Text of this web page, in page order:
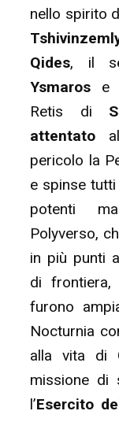
nello spirito
Qides, il
Ysmaros e
Retis di
attentato
pericolo la
e spinse tutti
potenti
Polyverso,
in più punti
di frontiera,
furono
Nocturnia
alla vita di
missione di
l’Esercito